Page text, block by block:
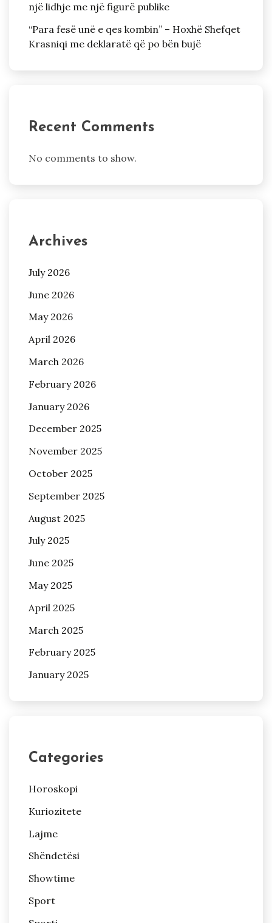
një lidhje me një figurë publike
“Para fesë unë e qes kombin” – Hoxhë Shefqet
Krasniqi me deklaratë që po bën bujë
Recent Comments
No comments to show.
Archives
July 2026
June 2026
May 2026
April 2026
March 2026
February 2026
January 2026
December 2025
November 2025
October 2025
September 2025
August 2025
July 2025
June 2025
May 2025
April 2025
March 2025
February 2025
January 2025
Categories
Horoskopi
Kuriozitete
Lajme
Shëndetësi
Showtime
Sport